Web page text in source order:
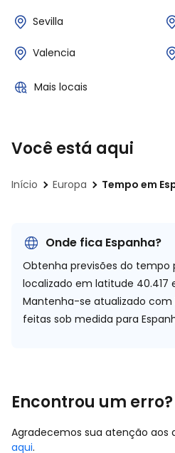
Sevilla
Valencia
Mais locais
Você está aqui
Início Europa Tempo em
Onde fica Espanha?
Obtenha previsões do tempo
localizado em latitude 40.417
Mantenha-se atualizado
feitas sob medida para
Encontrou um erro?
Agradecemos sua atenção aos
aqui.